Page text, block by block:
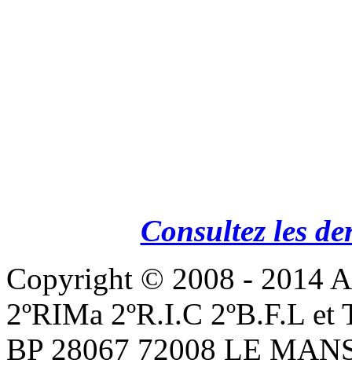
Consultez les
Copyright © 2008 - 2014
2ºRIMa 2ºR.I.C 2ºB.F.L
BP 28067 72008 LE